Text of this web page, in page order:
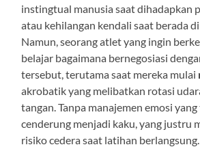
instingtual manusia saat dihadapkan
atau kehilangan kendali saat berada
Namun, seorang atlet yang ingin
belajar bagaimana bernegosiasi
tersebut, terutama saat mereka mulai
akrobatik yang melibatkan rotasi
tangan. Tanpa manajemen emosi
cenderung menjadi kaku, yang justru
risiko cedera saat latihan berlangsung.